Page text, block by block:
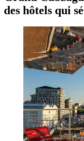
des hôtels qui